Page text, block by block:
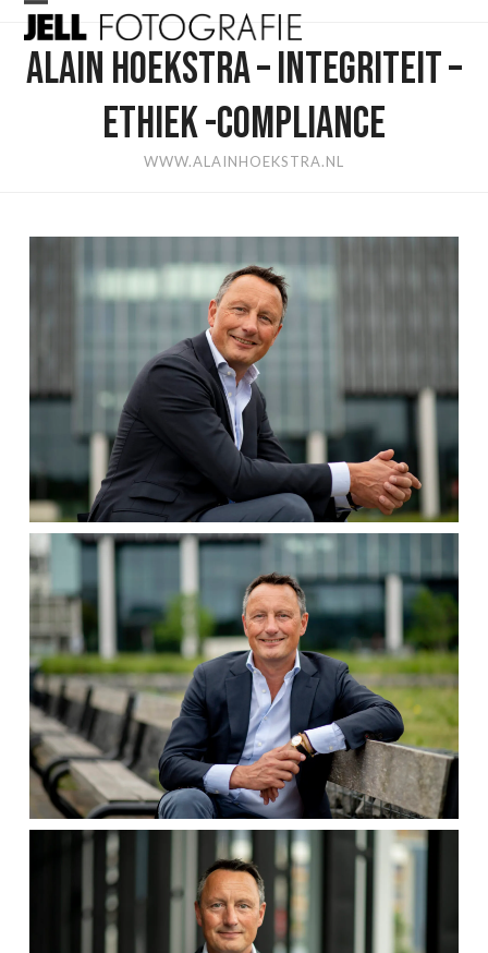
Skip
content
Open
mobile
Close
mobile
ALAIN HOEKSTRA – INTEGRITEIT –
ETHIEK -COMPLIANCE
WWW.ALAINHOEKSTRA.NL